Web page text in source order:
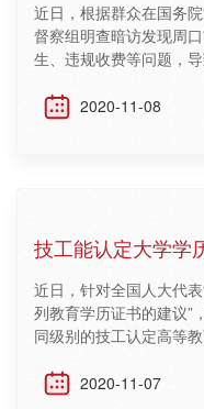
近日，根据群众在国务
督察组明查暗访发现周
生、违规收费等问题，
2020-11-08
技工能认定大学学
近日，针对全国人大代
列教育学历证书的建议”
同级别的技工认定高等
2020-11-07